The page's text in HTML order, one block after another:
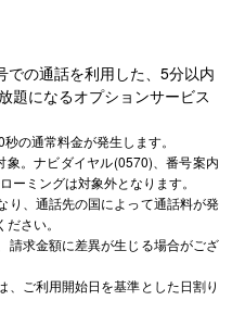
の通話を利用した、5分以内
題になるオプションサービス
の通常料金が発生します。
。ナビダイヤル(0570)、番号案内
ーミングは対象外となります。
り、通話先の国によって通話料が発
さい。
請求金額に差異が生じる場合がござ
、ご利用開始日を基準とした日割り